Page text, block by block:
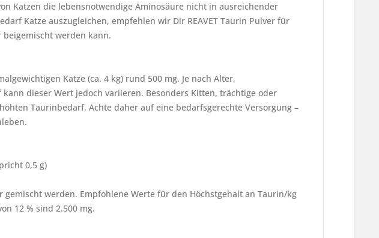
Katzen die lebensnotwendige Aminosäure nicht in ausreichender
Katze auszugleichen, empfehlen wir Dir REAVET Taurin Pulver für
beigemischt werden kann.
Katze (ca. 4 kg) rund 500 mg. Je nach Alter,
dieser Wert jedoch variieren. Besonders Kitten, trächtige oder
Taurinbedarf. Achte daher auf eine bedarfsgerechte Versorgung –
0,5 g)
werden. Empfohlene Werte für den Höchstgehalt an Taurin/kg
12 % sind 2.500 mg.